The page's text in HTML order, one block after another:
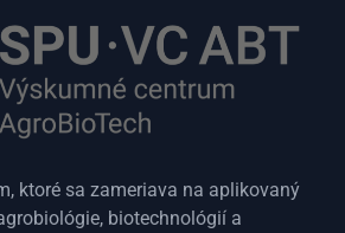
ktoré sa zameriava na aplikovaný
biotechnológií a